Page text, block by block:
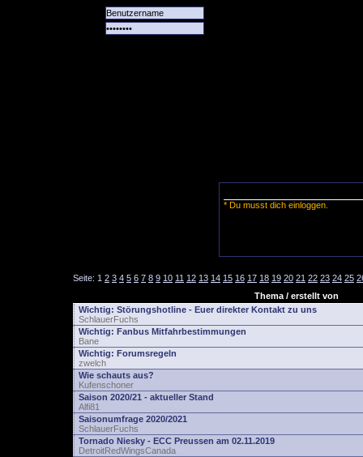
* Du musst dich einloggen.
Seite: 1 2 3 4 5 6 7 8 9 10 11 12 13 14 15 16 17 18 19 20 21 22 23 24 25
Thema / erstellt von
Wichtig: Störungshotline - Euer direkter Kontakt zu uns
SchlauerFuchs
Wichtig: Fanbus Mitfahrbestimmungen
Bane
Wichtig: Forumsregeln
zwelch
Wie schauts aus?
Kufenschoner
Saison 2020/21 - aktueller Stand
Alfi81
Saisonumfrage 2020/2021
SchlauerFuchs
Tornado Niesky - ECC Preussen am 02.11.2019
DetroitRedWingsCanada